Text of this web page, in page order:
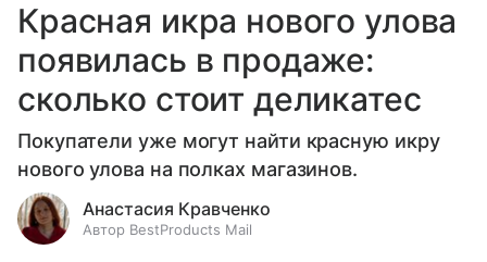
Красная икра нового улова
появилась в продаже:
сколько стоит деликатес
Покупатели уже могут найти красную икру
нового улова на полках магазинов.
Анастасия Кравченко
Автор BestProducts Mail